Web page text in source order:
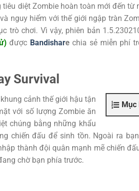
tiêu diệt Zombie hoàn toàn mới đến từ
nguy hiểm với thế giới ngập tràn
trò chơi. Vì vậy, phiên bản
được Bandisharechia sẻ miễn phí
Survival
Mục
cảnh thế giới hậu tận
với số lượng Zombie ăn
chúng bằng những khẩu
chiến đấu để sinh tồn. Ngoài ra
thành đội quân mạnh mẽ chiến
chờ bạn phía trước.